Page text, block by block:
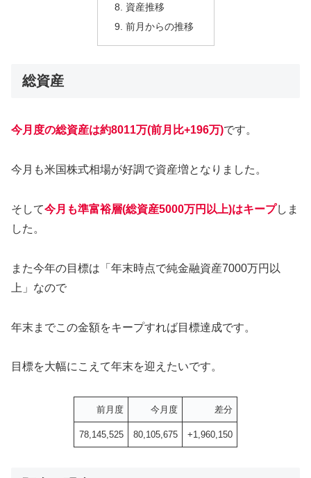
資産推移
前月からの推移
総資産
今月度の総資産は約8011万(前月比+196万)です。
今月も米国株式相場が好調で資産増となりました。
そして今月も準富裕層(総資産5000万円以上)はキープしま
した。
また今年の目標は「年末時点で純金融資産7000万円以
上」なので
年末までこの金額をキープすれば目標達成です。
目標を大幅にこえて年末を迎えたいです。
前月度 今月度 差分
78,145,525 80,105,675 +1,960,150